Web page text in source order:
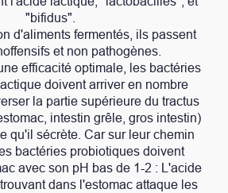
"bifidus".
d'aliments fermentés, ils passent
et non pathogènes.
efficacité optimale, les bactéries
doivent arriver en nombre
la partie supérieure du tractus
intestin grêle, gros intestin)
qu'il sécrète. Car sur leur chemin
bactéries probiotiques doivent
avec son pH bas de 1-2 : L'acide
dans l'estomac attaque les